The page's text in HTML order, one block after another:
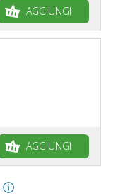
AGGIUNGI
AGGIUNGI